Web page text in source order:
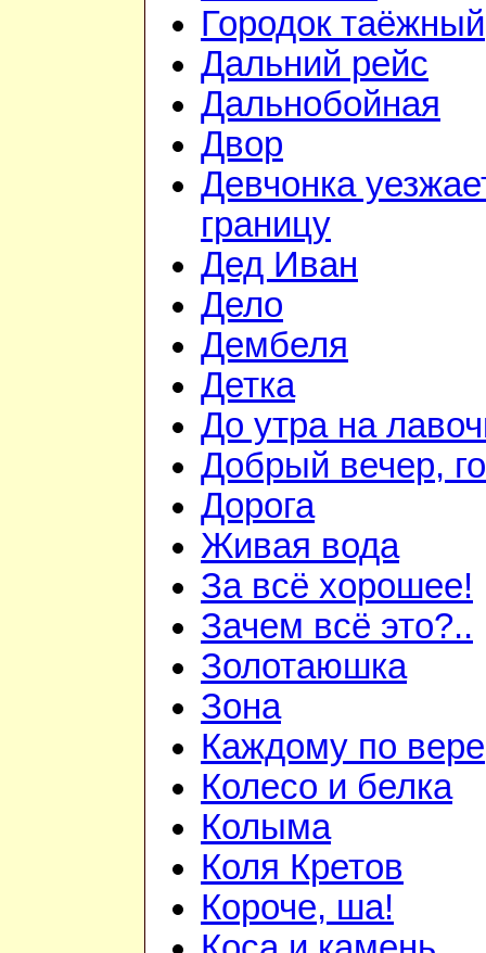
Городок таёжный
Дальний рейс
Дальнобойная
Двор
Девчонка
границу
Дед Иван
Дело
Дембеля
Детка
До утра на
Добрый вечер,
Дорога
Живая вода
За всё хорошее!
Зачем всё это?..
Золотаюшка
Зона
Каждому по вере
Колесо и белка
Колыма
Коля Кретов
Короче, ша!